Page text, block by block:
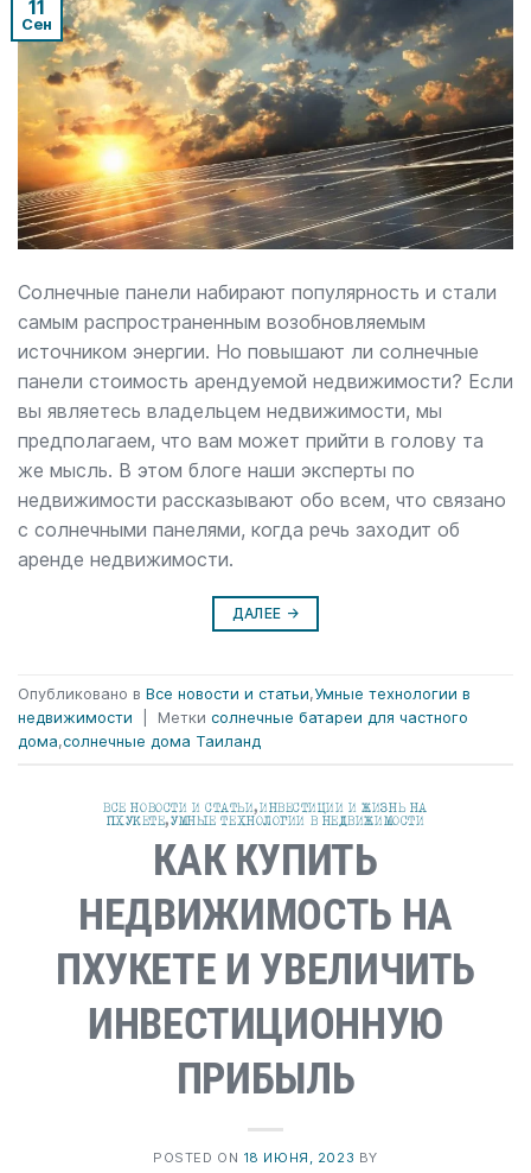
11
Сен
Солнечные панели набирают популярность и стали
самым распространенным возобновляемым
источником энергии. Но повышают ли солнечные
панели стоимость арендуемой недвижимости? Если
вы являетесь владельцем недвижимости, мы
предполагаем, что вам может прийти в голову та
же мысль. В этом блоге наши эксперты по
недвижимости рассказывают обо всем, что связано
с солнечными панелями, когда речь заходит об
аренде недвижимости.
ДАЛЕЕ →
Опубликовано в Все новости и статьи,Умные технологии в
недвижимости
Метки солнечные батареи для частного
дома,солнечные дома Таиланд
ВСЕ НОВОСТИ И СТАТЬИ,ИНВЕСТИЦИИ И ЖИЗНЬ НА
ПХУКЕТЕ,УМНЫЕ ТЕХНОЛОГИИ В НЕДВИЖИМОСТИ
КАК КУПИТЬ
НЕДВИЖИМОСТЬ НА
ПХУКЕТЕ И УВЕЛИЧИТЬ
ИНВЕСТИЦИОННУЮ
ПРИБЫЛЬ
POSTED ON 18 ИЮНЯ, 2023 BY